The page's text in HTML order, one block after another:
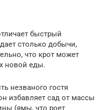
быстрый
столько добычи,
что крот может
новой еды.
незваного гостя
избавляет сад от массы
(ямы, что роет